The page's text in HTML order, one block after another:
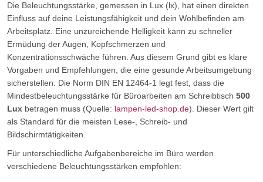
Die Beleuchtungsstärke, gemessen in Lux (lx), hat einen direkten
Einfluss auf deine Leistungsfähigkeit und dein Wohlbefinden am
Arbeitsplatz. Eine unzureichende Helligkeit kann zu schneller
Ermüdung der Augen, Kopfschmerzen und
Konzentrationsschwäche führen. Aus diesem Grund gibt es klare
Vorgaben und Empfehlungen, die eine gesunde Arbeitsumgebung
sicherstellen. Die Norm DIN EN 12464-1 legt fest, dass die
Mindestbeleuchtungsstärke für Büroarbeiten am Schreibtisch 500
Lux betragen muss (Quelle: lampen-led-shop.de). Dieser Wert gilt
als Standard für die meisten Lese-, Schreib- und
Bildschirmtätigkeiten.
Für unterschiedliche Aufgabenbereiche im Büro werden
verschiedene Beleuchtungsstärken empfohlen: